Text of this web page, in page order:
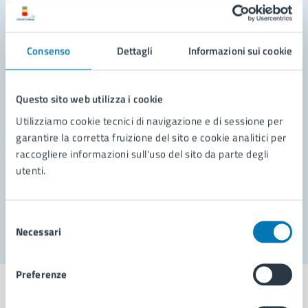
Consenso Dettagli Informazioni sui cookie
Questo sito web utilizza i cookie
Utilizziamo cookie tecnici di navigazione e di sessione per
garantire la corretta fruizione del sito e cookie analitici per
raccogliere informazioni sull'uso del sito da parte degli
utenti.
delNecessari
Preferenze
Contatta il comune
Richiedi assistenza
Prenota appuntamento
Problemi in città